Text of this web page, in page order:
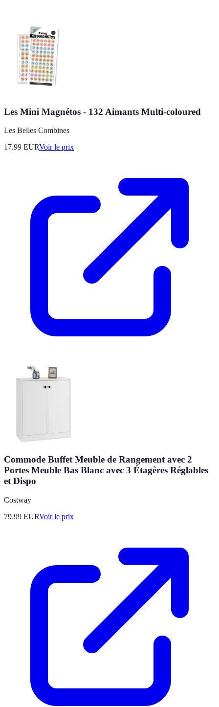
Les Mini Magnétos - 132 Aimants Multi-coloured
Les Belles Combines
17.99 EURVoir le prix
Commode Buffet Meuble de Rangement avec 2
Portes Meuble Bas Blanc avec 3 Étagères Réglables
et Dispo
Costway
79.99 EURVoir le prix